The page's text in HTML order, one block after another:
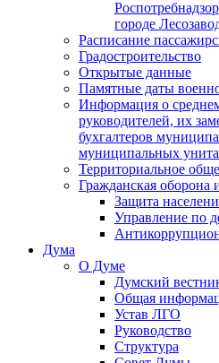
городе
Расписание
Градостроительство
Открытые данные
Памятные даты
Информация о
руководителей, их
бухгалтеров
муниципальных
Территориальное
Гражданская оборона
Защита
Управление по
Дума
О Думе
Думский
Общая
Устав ЛГО
Руководство
Структура